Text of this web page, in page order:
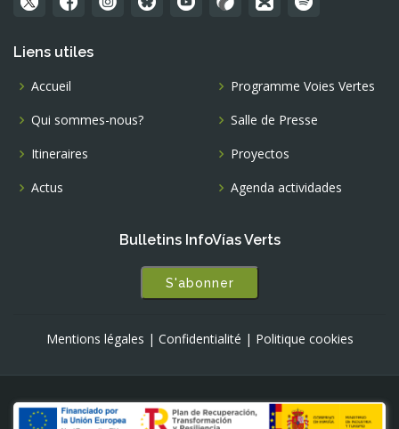
Liens utiles
Accueil
Qui sommes-nous?
Itineraires
Actus
Programme Voies Vertes
Salle de Presse
Proyectos
Agenda actividades
Bulletins InfoVías Verts
S'abonner
Mentions légales | Confidentialité | Politique cookies